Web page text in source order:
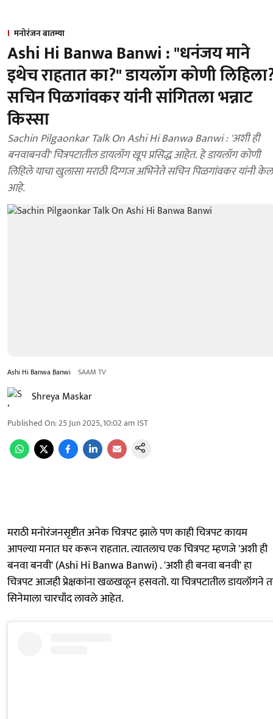
मनोरंजन बातम्या
Ashi Hi Banwa Banwi : "धनंजय माने
इथेच राहतात का?" डायलॉग कोणी
सचिन पिळगांवकर यांनी सांगितला भन्नाट
किस्सा
Sachin Pilgaonkar Talk On Ashi Hi Banwa Banwi : 'अशी ही
बनवाबनवी' चित्रपटातील डायलॉग खूप प्रसिद्ध आहेत. हे डायलॉग कोणी
लिहिले याचा खुलासा मराठी दिग्गज अभिनेते सचिन पिळगांवकर यांनी
आहे.
Ashi Hi Banwa Banwi SAAM TV
Shreya Maskar
Published On:25 Jun 2025, 10:02 am IST
मराठी मनोरंजनसृष्टीत अनेक चित्रपट झाले पण काही चित्रपट कायम
आपल्या मनात घर करून राहतात. त्यातलाच एक चित्रपट म्हणजे 'अशी ही
बनवा बनवी' (Ashi Hi Banwa Banwi) . 'अशी ही बनवा बनवी' हा
चित्रपट आजही प्रेक्षकांना खळखळून हसवतो. या चित्रपटातील डायलॉगने
सिनेमाला चारचाँद लावले आहेत.